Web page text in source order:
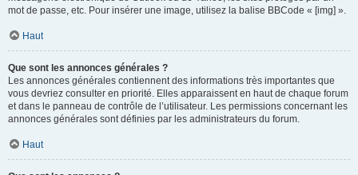
mot de passe, etc. Pour insérer une image, utilisez la balise BBCode « [img] ».
Haut
Que sont les annonces générales ?
Les annonces générales contiennent des informations très importantes que
vous devriez consulter en priorité. Elles apparaissent en haut de chaque forum
et dans le panneau de contrôle de l’utilisateur. Les permissions concernant les
annonces générales sont définies par les administrateurs du forum.
Haut